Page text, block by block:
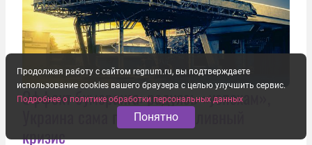
Эффект бумеранга: радуясь «успехам»,
Украина сама получила топливный
кризис
Продолжая работу с сайтом regnum.ru, вы подтверждаете
использование cookies вашего браузера с целью улучшить сервис.
Подробнее о политике обработки персональных данных
Понятно